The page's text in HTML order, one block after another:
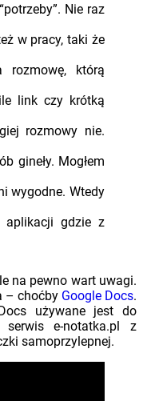
Nie raz
w pracy, taki że
rozmowę, którą
link czy krótką
rozmowy nie.
gineły. Mogłem
wygodne. Wtedy
aplikacji gdzie z
na pewno wart uwagi.
– choćby Google Docs.
używane jest do
e-notatka.pl z
samoprzylepnej.